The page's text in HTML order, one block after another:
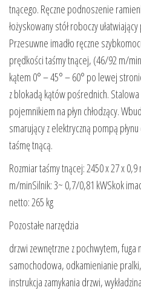
tnącego. Ręczne podnoszenie
łożyskowany stół roboczy
Przesuwne imadło ręczne
prędkości taśmy tnącej, (46/92 m/
kątem 0° – 45° – 60° po lewej
z blokadą kątów pośrednich.
pojemnikiem na płyn chłodzący.
smarujący z elektryczną pompą płynu
taśmę tnącą.
Rozmiar taśmy tnącej: 2450 x 27 x
m/minSilnik: 3~ 0,7/0,81 kWSkok
netto: 265 kg
Pozostałe narzędzia
drzwi zewnętrzne z pochwytem,
samochodowa, odkamienianie
instrukcja zamykania drzwi,